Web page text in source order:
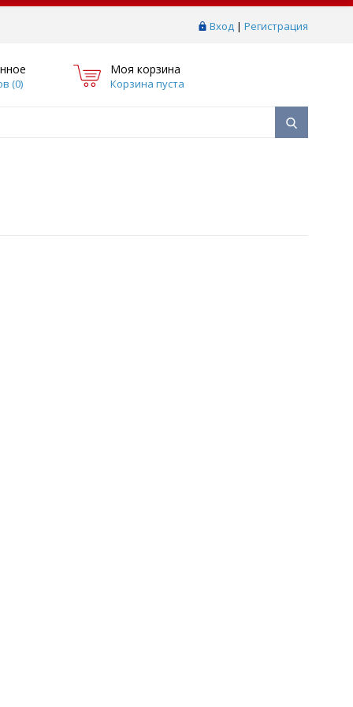
Вход | Регистрация
(0)
Моя корзина
Корзина пуста